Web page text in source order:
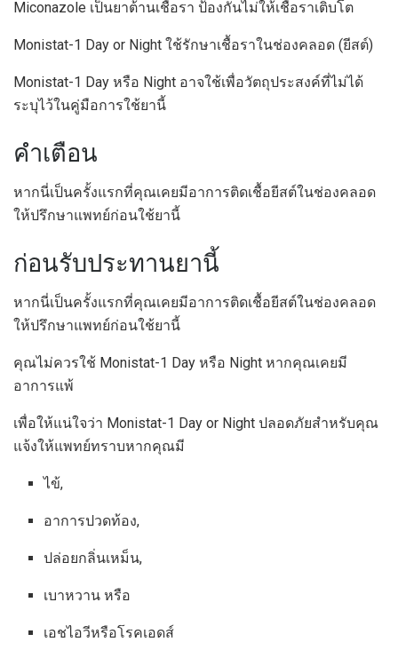
Miconazole เป็นยาต้านเชื้อรา ป้องกันไม่ให้เชื้อราเติบโต
Monistat-1 Day or Night ใช้รักษาเชื้อราในช่องคลอด (ยีสต์)
Monistat-1 Day หรือ Night อาจใช้เพื่อวัตถุประสงค์ที่ไม่ได้
ระบุไว้ในคู่มือการใช้ยานี้
คำเตือน
หากนี่เป็นครั้งแรกที่คุณเคยมีอาการติดเชื้อยีสต์ในช่องคลอด
ให้ปรึกษาแพทย์ก่อนใช้ยานี้
ก่อนรับประทานยานี้
หากนี่เป็นครั้งแรกที่คุณเคยมีอาการติดเชื้อยีสต์ในช่องคลอด
ให้ปรึกษาแพทย์ก่อนใช้ยานี้
คุณไม่ควรใช้ Monistat-1 Day หรือ Night หากคุณเคยมี
อาการแพ้
เพื่อให้แน่ใจว่า Monistat-1 Day or Night ปลอดภัยสำหรับคุณ
แจ้งให้แพทย์ทราบหากคุณมี
ไข้,
อาการปวดท้อง,
ปล่อยกลิ่นเหม็น,
เบาหวาน หรือ
เอชไอวีหรือโรคเอดส์